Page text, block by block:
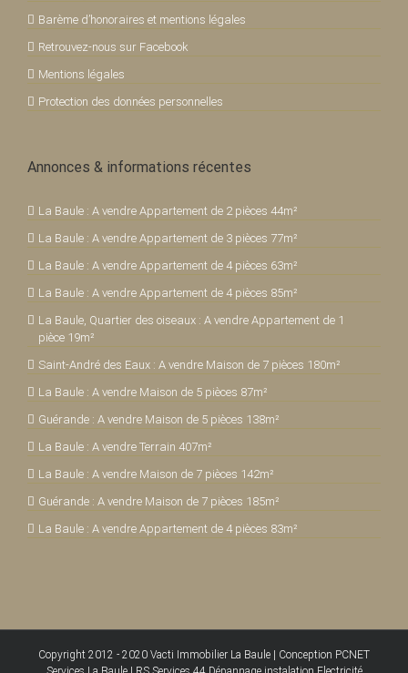
Barème d’honoraires et mentions légales
Retrouvez-nous sur Facebook
Mentions légales
Protection des données personnelles
Annonces & informations récentes
La Baule : A vendre Appartement de 2 pièces 44m²
La Baule : A vendre Appartement de 3 pièces 77m²
La Baule : A vendre Appartement de 4 pièces 63m²
La Baule : A vendre Appartement de 4 pièces 85m²
La Baule, Quartier des oiseaux : A vendre Appartement de 1
pièce 19m²
Saint-André des Eaux : A vendre Maison de 7 pièces 180m²
La Baule : A vendre Maison de 5 pièces 87m²
Guérande : A vendre Maison de 5 pièces 138m²
La Baule : A vendre Terrain 407m²
La Baule : A vendre Maison de 7 pièces 142m²
Guérande : A vendre Maison de 7 pièces 185m²
La Baule : A vendre Appartement de 4 pièces 83m²
Copyright 2012 - 2020 Vacti Immobilier La Baule | Conception PCNET